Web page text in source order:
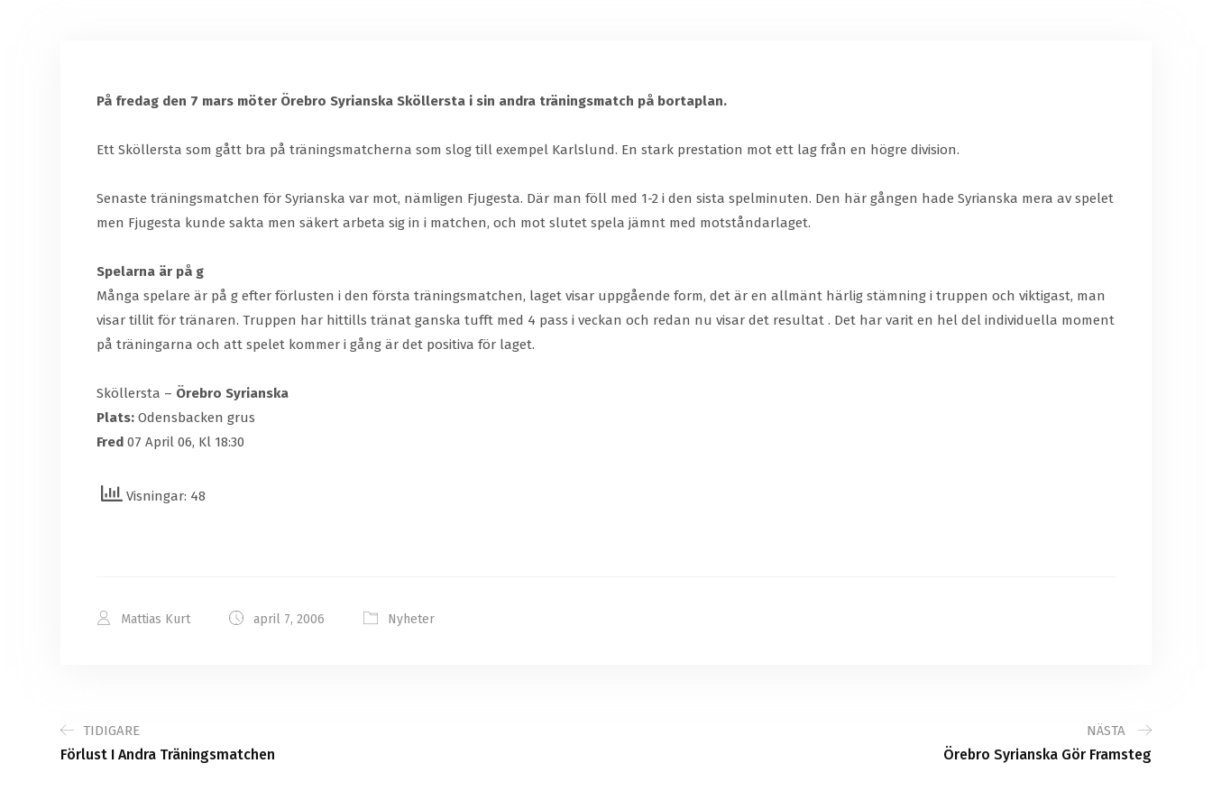
På fredag den 7 mars möter Örebro Syrianska Sköllersta i sin andra träningsmatch på bortaplan.
Ett Sköllersta som gått bra på träningsmatcherna som slog till exempel Karlslund. En stark prestation mot ett lag från en högre division.
Senaste träningsmatchen för Syrianska var mot, nämligen Fjugesta. Där man föll med 1-2 i den sista spelminuten. Den här gången hade Syrianska mera av spelet
men Fjugesta kunde sakta men säkert arbeta sig in i matchen, och mot slutet spela jämnt med motståndarlaget.
Spelarna är på g
Många spelare är på g efter förlusten i den första träningsmatchen, laget visar uppgående form, det är en allmänt härlig stämning i truppen och viktigast, man
visar tillit för tränaren. Truppen har hittills tränat ganska tufft med 4 pass i veckan och redan nu visar det resultat . Det har varit en hel del individuella moment
på träningarna och att spelet kommer i gång är det positiva för laget.
Sköllersta – Örebro Syrianska
Plats: Odensbacken grus
Fred 07 April 06, Kl 18:30
Visningar: 48
Mattias Kurt april 7, 2006 Nyheter
TIDIGARE
Förlust I Andra Träningsmatchen
NÄSTA
Örebro Syrianska Gör Framsteg